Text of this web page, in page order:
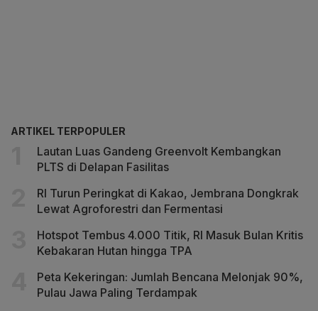
ARTIKEL TERPOPULER
Lautan Luas Gandeng Greenvolt Kembangkan
PLTS di Delapan Fasilitas
RI Turun Peringkat di Kakao, Jembrana Dongkrak
Lewat Agroforestri dan Fermentasi
Hotspot Tembus 4.000 Titik, RI Masuk Bulan Kritis
Kebakaran Hutan hingga TPA
Peta Kekeringan: Jumlah Bencana Melonjak 90%,
Pulau Jawa Paling Terdampak